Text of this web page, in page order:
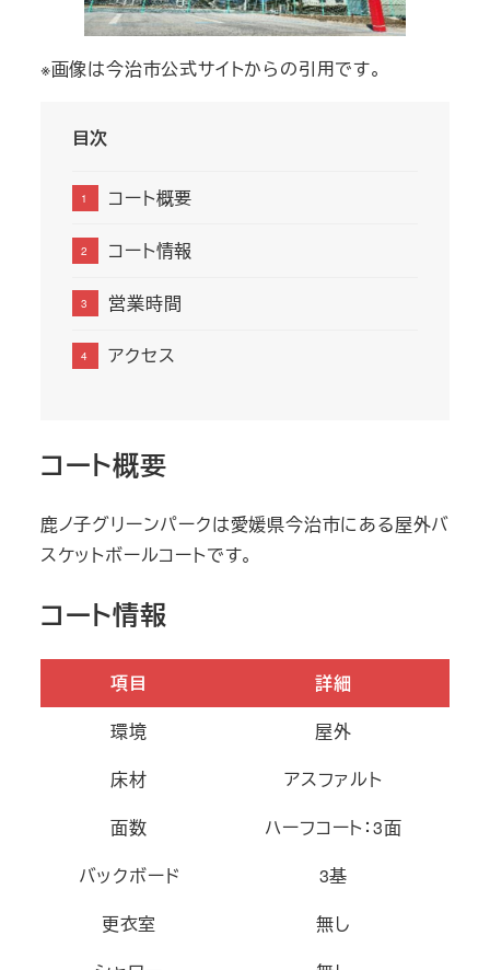
※画像は今治市公式サイトからの引用です。
目次
コート概要
コート情報
営業時間
アクセス
コート概要
鹿ノ子グリーンパークは愛媛県今治市にある屋外バ
スケットボールコートです。
コート情報
項目
詳細
環境
屋外
床材
アスファルト
面数
ハーフコート：3面
バックボード
3基
更衣室
無し